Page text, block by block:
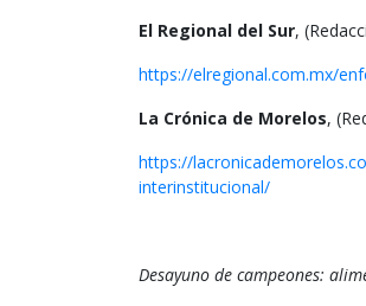
El Regional del Sur,
https://elregional.com.mx/
La Crónica de Morelos,
https://
interinstitucional/
Desayuno de campeones: